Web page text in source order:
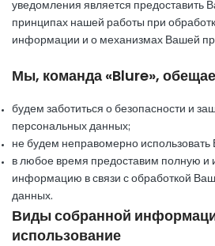
уведомления является
принципах нашей работы при
информации и о механизмах Вашей
Мы, команда «Blure»,
будем заботиться о безопасности и
персональных данных;
не будем неправомерно
в любое время предоставим полную
информацию в связи с обработкой
данных.
Виды собранной
использование